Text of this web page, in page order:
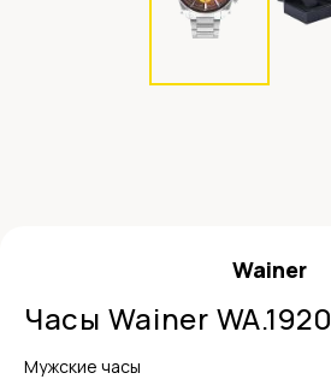
Wainer
Часы Wainer
Мужские часы